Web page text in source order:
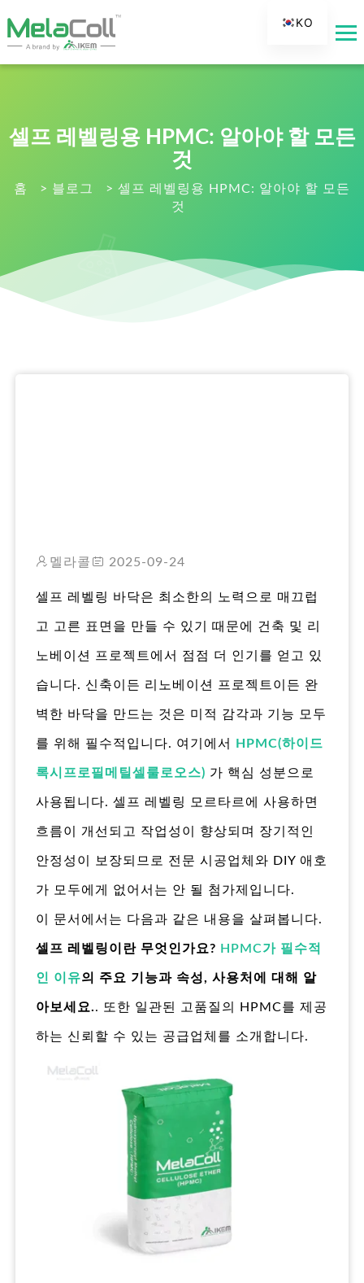
셀프 레벨링용 HPMC: 알아야 할 모든
것
홈 > 블로그 > 셀프 레벨링용 HPMC: 알아야 할 모든
것
멜라콜 2025-09-24
셀프 레벨링 바닥은 최소한의 노력으로 매끄럽
고 고른 표면을 만들 수 있기 때문에 건축 및 리
노베이션 프로젝트에서 점점 더 인기를 얻고 있
습니다. 신축이든 리노베이션 프로젝트이든 완
벽한 바닥을 만드는 것은 미적 감각과 기능 모두
를 위해 필수적입니다. 여기에서 HPMC(하이드
록시프로필메틸셀룰로오스) 가 핵심 성분으로
사용됩니다. 셀프 레벨링 모르타르에 사용하면
흐름이 개선되고 작업성이 향상되며 장기적인
안정성이 보장되므로 전문 시공업체와 DIY 애호
가 모두에게 없어서는 안 될 첨가제입니다.
이 문서에서는 다음과 같은 내용을 살펴봅니다.
셀프 레벨링이란 무엇인가요? HPMC가 필수적
인 이유의 주요 기능과 속성, 사용처에 대해 알
아보세요.. 또한 일관된 고품질의 HPMC를 제공
하는 신뢰할 수 있는 공급업체를 소개합니다.
KO
ES
RU
FI